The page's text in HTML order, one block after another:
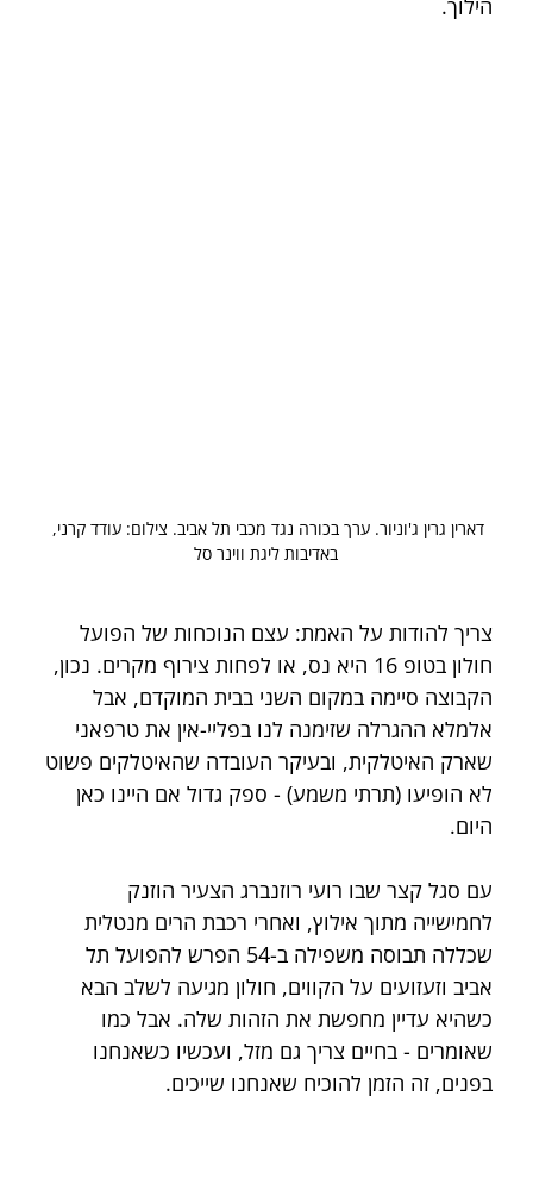
דארין גרין ג'וניור. ערך בכורה נגד מכבי תל אביב. צילום: עודד קרני,
באדיבות ליגת ווינר סל
צריך להודות על האמת: עצם הנוכחות של הפועל
חולון בטופ 16 היא נס, או לפחות צירוף מקרים. נכון,
הקבוצה סיימה במקום השני בבית המוקדם, אבל
אלמלא ההגרלה שזימנה לנו בפליי-אין את טרפאני
שארק האיטלקית, ובעיקר העובדה שהאיטלקים פשוט
לא הופיעו (תרתי משמע) - ספק גדול אם היינו כאן
היום.
עם סגל קצר שבו רועי רוזנברג הצעיר הוזנק
לחמישייה מתוך אילוץ, ואחרי רכבת הרים מנטלית
שכללה תבוסה משפילה ב-54 הפרש להפועל תל
אביב וזעזועים על הקווים, חולון מגיעה לשלב הבא
כשהיא עדיין מחפשת את הזהות שלה. אבל כמו
שאומרים - בחיים צריך גם מזל, ועכשיו כשאנחנו
בפנים, זה הזמן להוכיח שאנחנו שייכים.